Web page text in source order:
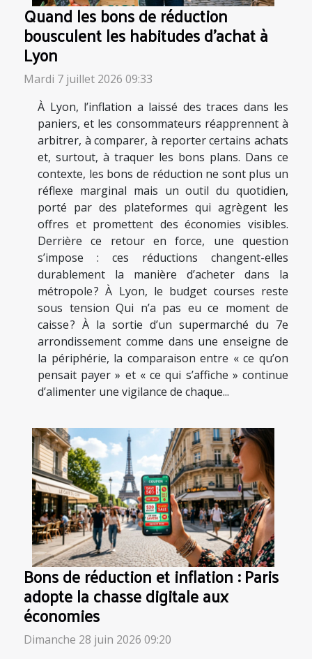
Quand les bons de réduction
bousculent les habitudes d’achat à
Lyon
Mardi 7 juillet 2026 09:33
À Lyon, l’inflation a laissé des traces dans les
paniers, et les consommateurs réapprennent à
arbitrer, à comparer, à reporter certains achats
et, surtout, à traquer les bons plans. Dans ce
contexte, les bons de réduction ne sont plus un
réflexe marginal mais un outil du quotidien,
porté par des plateformes qui agrègent les
offres et promettent des économies visibles.
Derrière ce retour en force, une question
s’impose : ces réductions changent-elles
durablement la manière d’acheter dans la
métropole ? À Lyon, le budget courses reste
sous tension Qui n’a pas eu ce moment de
caisse ? À la sortie d’un supermarché du 7e
arrondissement comme dans une enseigne de
la périphérie, la comparaison entre « ce qu’on
pensait payer » et « ce qui s’affiche » continue
d’alimenter une vigilance de chaque...
Bons de réduction et inflation : Paris
adopte la chasse digitale aux
économies
Dimanche 28 juin 2026 09:20